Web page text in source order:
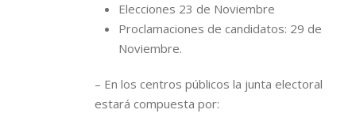
Elecciones 23 de Noviembre
Proclamaciones de candidatos: 29 de
Noviembre.
– En los centros públicos la junta electoral
estará compuesta por: